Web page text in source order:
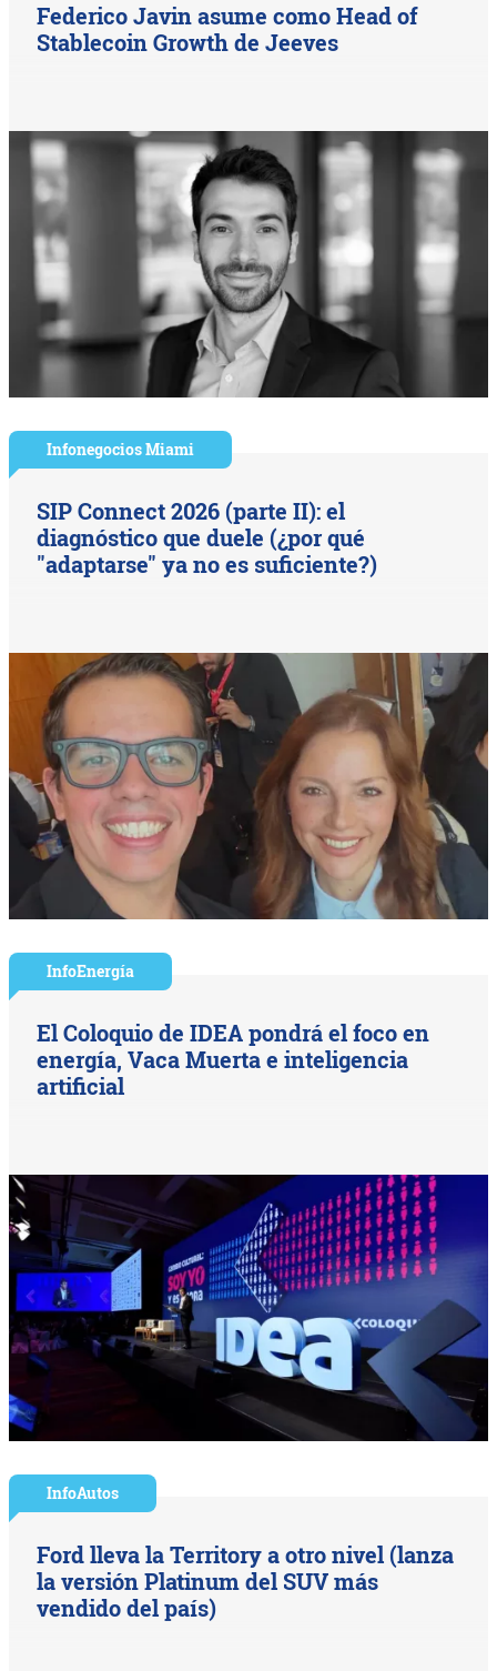
Federico Javin asume como Head of
Stablecoin Growth de Jeeves
Infonegocios Miami
SIP Connect 2026 (parte II): el
diagnóstico que duele (¿por qué
"adaptarse" ya no es suficiente?)
InfoEnergía
El Coloquio de IDEA pondrá el foco en
energía, Vaca Muerta e inteligencia
artificial
InfoAutos
Ford lleva la Territory a otro nivel (lanza
la versión Platinum del SUV más
vendido del país)